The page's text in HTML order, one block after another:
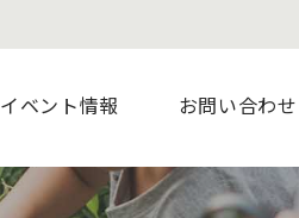
イベント情報 お問い合わせ